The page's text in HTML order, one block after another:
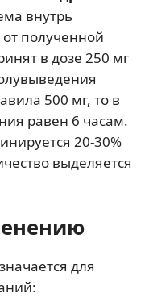
внутрь
от полученной
в дозе 250 мг
500 мг, то в
равен 6 часам.
20-30%
выделяется
для